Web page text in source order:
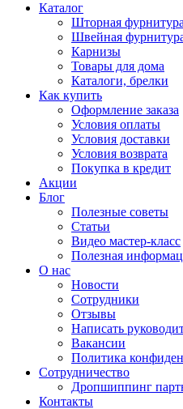
Каталог
Шторная фурнитура
Швейная
Карнизы
Товары для дома
Каталоги, брелки
Как купить
Оформление заказа
Условия оплаты
Условия доставки
Условия возврата
Покупка в кредит
Акции
Блог
Полезные советы
Статьи
Видео мастер-класс
Полезная
О нас
Новости
Сотрудники
Отзывы
Написать
Вакансии
Политика
Сотрудничество
Дропшиппинг
Контакты